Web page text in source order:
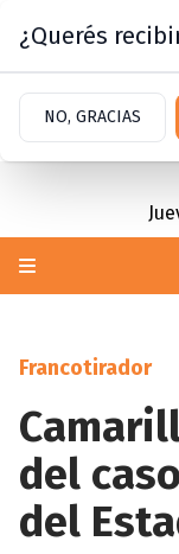
Francotirador
del
del
¿Querés
NO, GRACIAS